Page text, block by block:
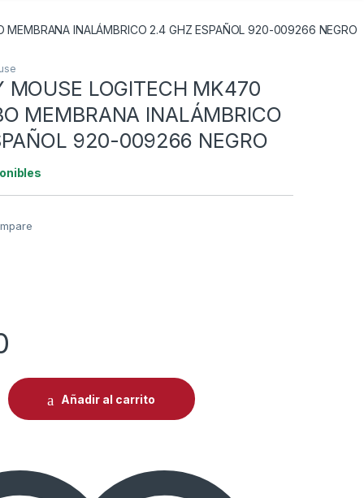
INALÁMBRICO 2.4 GHZ ESPAÑOL 920-009266 NEGRO
MOUSE LOGITECH MK470
MEMBRANA INALÁMBRICO
920-009266 NEGRO
LOGITECH MK470 SLIM COMBO MEMBRANA INALÁMBRICO
Añadir al carrito